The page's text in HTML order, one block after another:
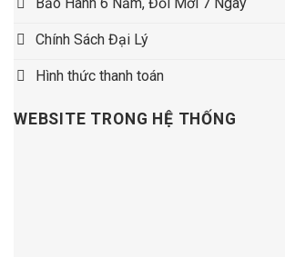
Chính Sách Đại Lý
Hình thức thanh toán
WEBSITE TRONG HỆ THỐNG